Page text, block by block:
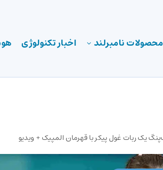
محصولات نامبرلند اخبار تکنولوژی
یک ربات غول پیکر با قهرمان المپیک +‌ ویدیو